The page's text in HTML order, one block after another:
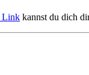
Link kannst du dich